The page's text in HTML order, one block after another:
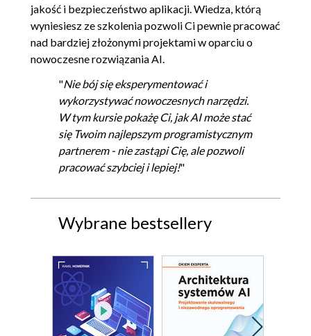
jakość i bezpieczeństwo aplikacji. Wiedza, którą
wyniesiesz ze szkolenia pozwoli Ci pewnie pracować
nad bardziej złożonymi projektami w oparciu o
nowoczesne rozwiązania AI.
"Nie bój się eksperymentować i
wykorzystywać nowoczesnych narzędzi.
W tym kursie pokażę Ci, jak AI może stać
się Twoim najlepszym programistycznym
partnerem - nie zastąpi Cię, ale pozwoli
pracować szybciej i lepiej!"
Wybrane bestsellery